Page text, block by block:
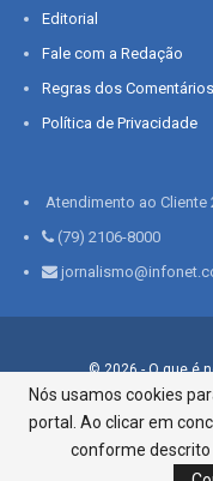
Editorial
Fale com a Redação
Regras dos Comentários
Política de Privacidade
Atendimento ao Cliente
(79) 2106-8000
© 2026 - O que é
Infonet - Rua
Aracaju-SE, CEP
Nós usamos cookies
portal. Ao clicar em
conforme descrito